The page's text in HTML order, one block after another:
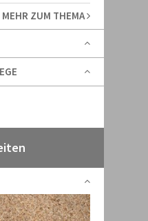
MEHR ZUM THEMA